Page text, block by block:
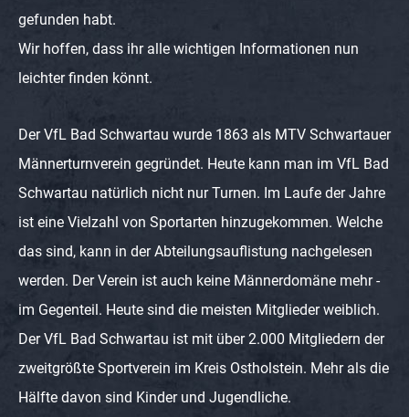
gefunden habt.
Wir hoffen, dass ihr alle wichtigen Informationen nun
leichter finden könnt.
Der VfL Bad Schwartau wurde 1863 als MTV Schwartauer
Männerturnverein gegründet. Heute kann man im VfL Bad
Schwartau natürlich nicht nur Turnen. Im Laufe der Jahre
ist eine Vielzahl von Sportarten hinzugekommen. Welche
das sind, kann in der Abteilungsauflistung nachgelesen
werden. Der Verein ist auch keine Männerdomäne mehr -
im Gegenteil. Heute sind die meisten Mitglieder weiblich.
Der VfL Bad Schwartau ist mit über 2.000 Mitgliedern der
zweitgrößte Sportverein im Kreis Ostholstein. Mehr als die
Hälfte davon sind Kinder und Jugendliche.